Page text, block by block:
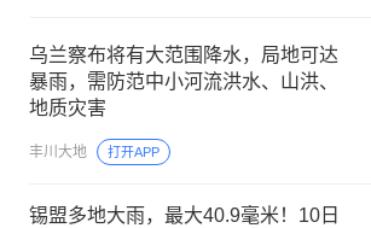
乌兰察布将有大范围降水，局地可达
暴雨，需防范中小河流洪水、山洪、
地质灾害
丰川大地 打开APP
锡盟多地大雨，最大40.9毫米！10日